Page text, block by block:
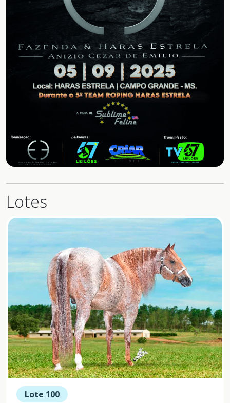
Lotes
Lote 100